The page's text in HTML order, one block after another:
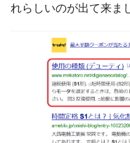
れらしいのが出て来ま